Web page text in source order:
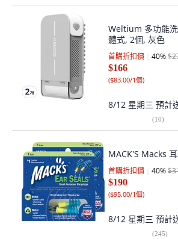
Weltium 多功能
體式, 2個, 灰色
首購折扣價 40%
$166
($83.00/1個)
8/12 星期三 預計
(10)
MACK'S Macks
首購折扣價 40%
$190
($95.00/1個)
8/12 星期三 預計
(245)